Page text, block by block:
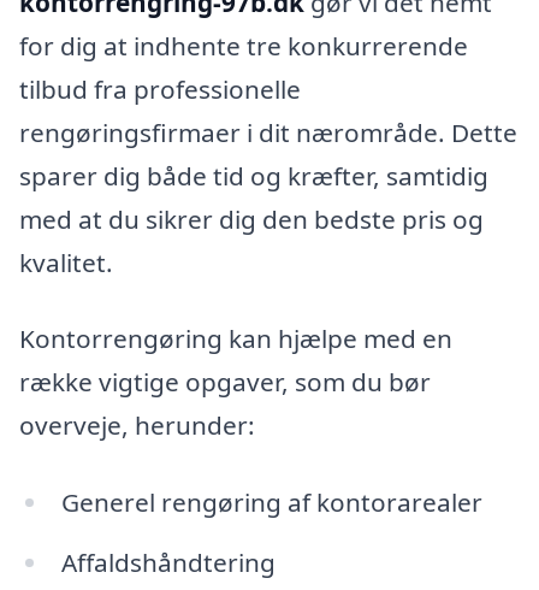
for dig at indhente tre konkurrerende
tilbud fra professionelle
rengøringsfirmaer i dit nærområde. Dette
sparer dig både tid og kræfter, samtidig
med at du sikrer dig den bedste pris og
kvalitet.
Kontorrengøring kan hjælpe med en
række vigtige opgaver, som du bør
overveje, herunder:
Generel rengøring af kontorarealer
Affaldshåndtering